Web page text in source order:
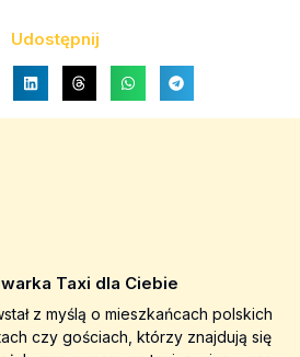
Udostępnij
Taxi dla Ciebie
z myślą o mieszkańcach polskich
czy gościach, którzy znajdują się